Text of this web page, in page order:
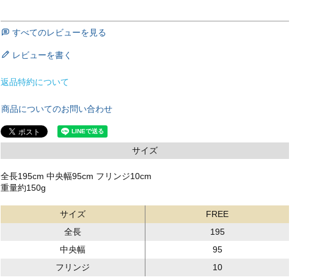
すべてのレビューを見る
レビューを書く
返品特約について
商品についてのお問い合わせ
サイズ
全長195cm 中央幅95cm フリンジ10cm
重量約150g
サイズ
FREE
全長
195
中央幅
95
フリンジ
10